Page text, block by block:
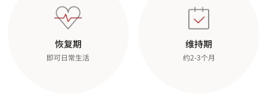
恢复期
即可日常生活
维持期
约2-3个月